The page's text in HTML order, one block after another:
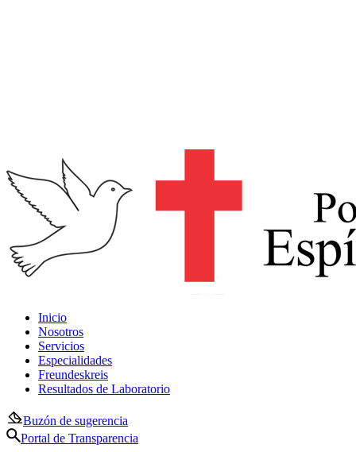
Inicio
Nosotros
Servicios
Especialidades
Freundeskreis
Resultados de Laboratorio
Buzón de sugerencia
Portal de Transparencia